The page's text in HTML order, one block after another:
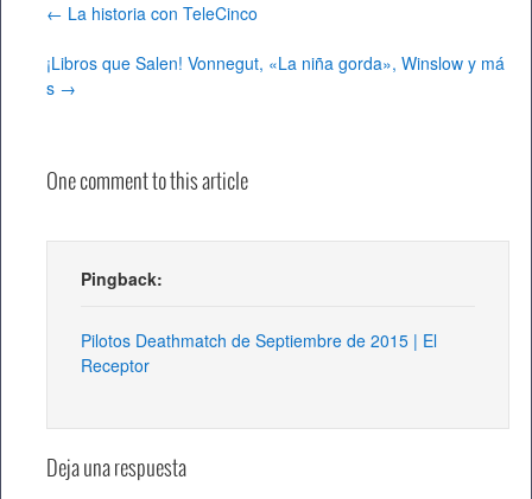
← La historia con TeleCinco
¡Libros que Salen! Vonnegut, «La niña gorda», Winslow y má
s →
One comment to this article
Pingback:
Pilotos Deathmatch de Septiembre de 2015 | El
Receptor
Deja una respuesta